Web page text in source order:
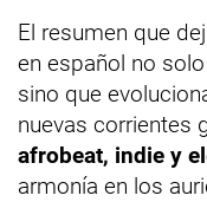
El resumen que
en español no
sino que
nuevas corrientes
afrobeat, indie y
armonía en los